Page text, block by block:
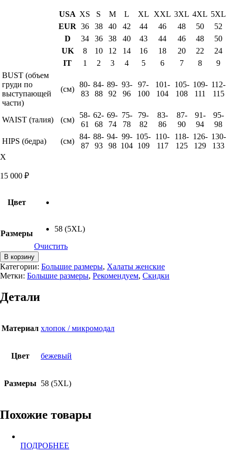
USA XS S M L XL XXL 3XL 4XL 5XL
EUR 36 38 40 42 44 46 48 50
52
D
34 36 38 40 43 44 46 48
50
UK
8 10 12 14 16 18 20 22
24
IT
1 2 3 4 5 6 7 8
9
BUST (объем
груди по
выступающей
части)
(см)
80-
83
84-
88
89-
92
93-
96
97-
100
101-
104
105-
108
109-
111
112-
115
WAIST (талия) (см)
58-
61
62-
68
69-
74
75-
78
79-
82
83-
86
87-
90
91-
94
95-
98
HIPS (бедра)
(см)
84-
87
88-
93
94-
98
99-
104
105-
109
110-
117
118-
125
126-
129
130-
133
X
15 000 ₽
Цвет
Размеры
58 (5XL)
Очистить
Количество
товара
Халат
AMALIA,
большие
В корзину
Категории: Большие размеры, Халаты женские
Метки: Большие размеры, Рекомендуем, Скидки
Детали
Материал хлопок / микромодал
Цвет бежевый
Размеры 58 (5XL)
Похожие товары
ПОДРОБНЕЕ